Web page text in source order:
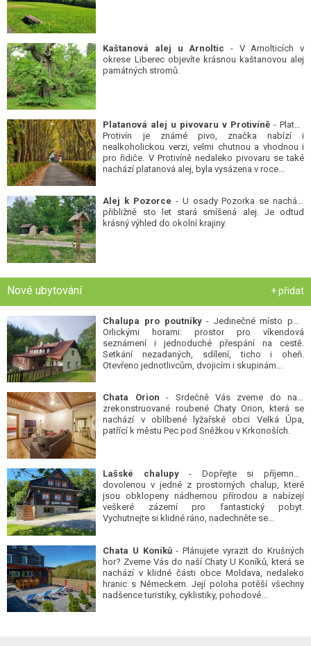
Kaštanová alej u Arnoltic - V Arnolticích v
okrese Liberec objevíte krásnou kaštanovou alej
památných stromů.
Platanová alej u pivovaru v Protivíně - Platan
Protivín je známé pivo, značka nabízí i
nealkoholickou verzi, velmi chutnou a vhodnou i
pro řidiče. V Protivíně nedaleko pivovaru se také
nachází platanová alej, byla vysázena v roce...
Alej k Pozorce - U osady Pozorka se nachází
přibližně sto let stará smíšená alej. Je odtud
krásný výhled do okolní krajiny.
Nové ubytování + přidat
Chalupa pro poutníky- Jedinečné místo pod
Orlickými horami: prostor pro víkendová
seznámení i jednoduché přespání na cestě.
Setkání nezadaných, sdílení, ticho i oheň.
Otevřeno jednotlivcům, dvojicím i skupinám...
Chata Orion - Srdečně Vás zveme do naší
zrekonstruované roubené Chaty Orion, která se
nachází v oblíbené lyžařské obci Velká Úpa,
patřící k městu Pec pod Sněžkou v Krkonoších.
Lašské chalupy- Dopřejte si příjemnou
dovolenou v jedné z prostorných chalup, které
jsou obklopeny nádhernou přírodou a nabízejí
veškeré zázemí pro fantastický pobyt.
Vychutnejte si klidné ráno, nadechněte se...
Chata U Koníků- Plánujete vyrazit do Krušných
hor? Zveme Vás do naší Chaty U Koníků, která se
nachází v klidné části obce Moldava, nedaleko
hranic s Německem. Její poloha potěší všechny
nadšence turistiky, cyklistiky, pohodové...